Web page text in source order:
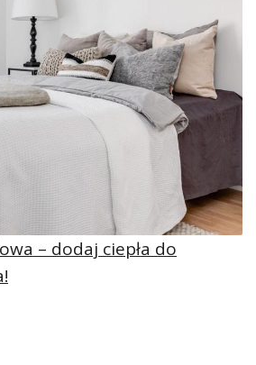
– dodaj ciepła do